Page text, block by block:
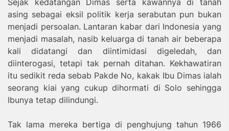
Sejak kedatangan Dimas serta kawannya di tanah
asing sebagai eksil politik kerja serabutan pun bukan
menjadi persoalan. Lantaran kabar dari Indonesia yang
menjadi masalah, nasib keluarga di tanah air beberapa
kali didatangi dan diintimidasi digeledah, dan
diinterogasi, tetapi tak pernah ditahan. Kekhawatiran
itu sedikit reda sebab Pakde No, kakak Ibu Dimas ialah
seorang kiai yang cukup dihormati di Solo sehingga
Ibunya tetap dilindungi.
Tak lama mereka bertiga di penghujung tahun 1966